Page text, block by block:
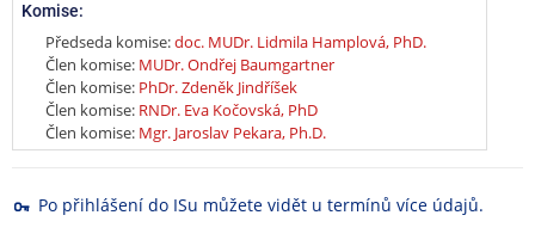
Komise:
Předseda komise:doc. MUDr. Lidmila Hamplová, PhD.
Člen komise: MUDr. Ondřej Baumgartner
Člen komise: PhDr. Zdeněk Jindříšek
Člen komise: RNDr. Eva Kočovská, PhD
Člen komise: Mgr. Jaroslav Pekara, Ph.D.
Po přihlášení do ISu můžete vidět u termínů více údajů.